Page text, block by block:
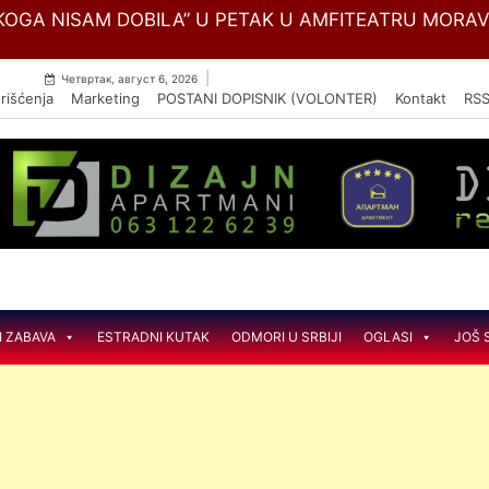
Skip
BOLESTI ,,DEDINJE“ MENJA NAZIV U
Четвртак, август 6, 2026
Marketing POSTANI DOPISNIK (VOLONTER) Kontakt RSS
ZABAVA ESTRADNI KUTAK ODMORI U SRBIJI OGLASI JOŠ